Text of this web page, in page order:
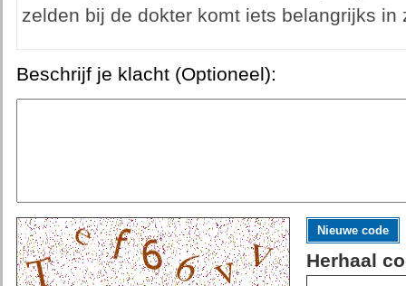
zelden bij de dokter komt iets belangrijks in
Beschrijf je klacht (Optioneel):
Nieuwe code
Herhaal